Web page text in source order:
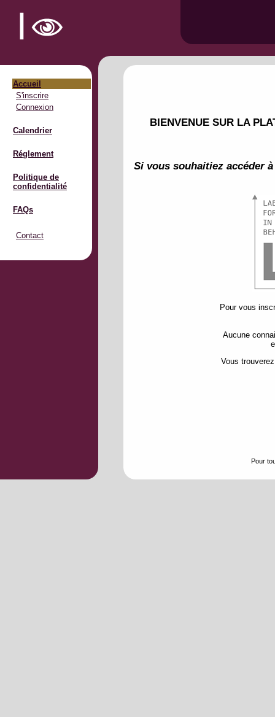
Accueil
S'inscrire
Connexion
Calendrier
Réglement
Politique de
confidentialité
FAQs
Contact
BIENVENUE SUR LA
Si vous souhaitiez accéder
Pour vous
Aucune
Vous
Pour